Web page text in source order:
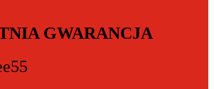
GWARANCJA